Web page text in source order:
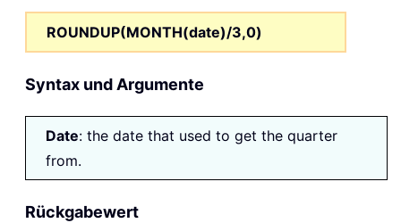
ROUNDUP(MONTH(date)/3,0)
Syntax und Argumente
Date: the date that used to get the quarter
from.
Rückgabewert